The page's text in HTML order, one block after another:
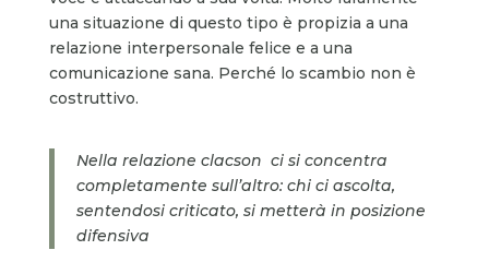
una situazione di questo tipo è propizia a una
relazione interpersonale felice e a una
comunicazione sana. Perché lo scambio non è
costruttivo.
Nella relazione clacson ci si concentra
completamente sull’altro: chi ci ascolta,
sentendosi criticato, si metterà in posizione
difensiva